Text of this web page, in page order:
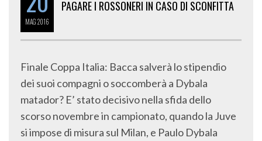
MAG2016
PAGARE I ROSSONERI IN CASO DI SCONFITTA
Finale Coppa Italia: Bacca salverà lo stipendio
dei suoi compagni o soccomberà a Dybala
matador? E’ stato decisivo nella sfida dello
scorso novembre in campionato, quando la Juve
si impose di misura sul Milan, e Paulo Dybala